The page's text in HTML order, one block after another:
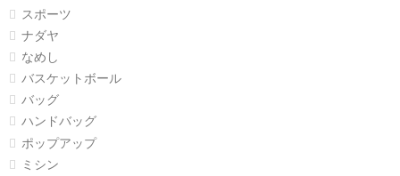
スポーツ
ナダヤ
なめし
バスケットボール
バッグ
ハンドバッグ
ポップアップ
ミシン